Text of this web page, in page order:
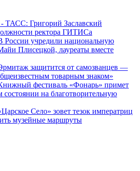
- ТАСС: Григорий Заславский
ректора ГИТИСа
России учредили национальную
Плисецкой, лауреаты вместе
защитится от самозванцев —
товарным знаком»
фестиваль «Фонарь» примет
на благотворительную
Село» зовет тезок императриц
музейные маршруты